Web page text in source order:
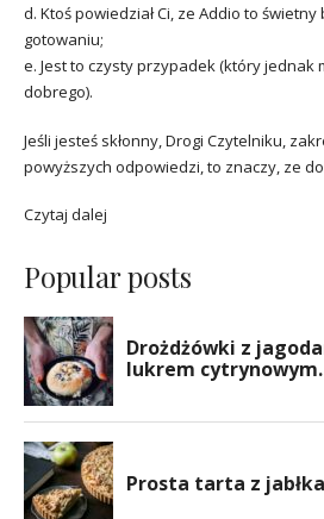
d. Ktoś powiedział Ci, ze Addio to
gotowaniu;
e. Jest to czysty przypadek (który jednak
dobrego).
Jeśli jesteś skłonny, Drogi Czytelniku,
powyższych odpowiedzi, to znaczy, ze
Czytaj dalej
Popular posts